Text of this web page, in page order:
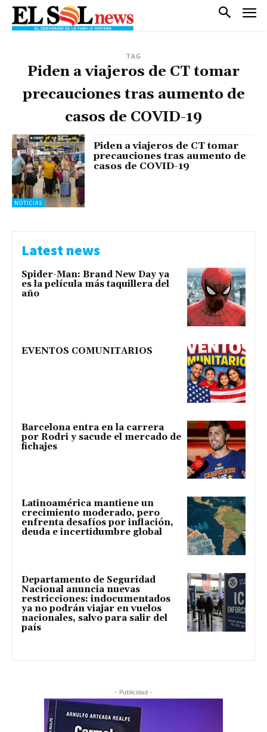
TAG
Piden a viajeros de CT tomar
precauciones tras aumento de
casos de COVID-19
NOTICIAS
Piden a viajeros de CT tomar
precauciones tras aumento de
casos de COVID-19
Latest news
Spider-Man: Brand New Day ya
es la película más taquillera del
año
EVENTOS COMUNITARIOS
Barcelona entra en la carrera
por Rodri y sacude el mercado de
fichajes
Latinoamérica mantiene un
crecimiento moderado, pero
enfrenta desafíos por inflación,
deuda e incertidumbre global
Departamento de Seguridad
Nacional anuncia nuevas
restricciones: indocumentados
ya no podrán viajar en vuelos
nacionales, salvo para salir del
país
- Publicidad -